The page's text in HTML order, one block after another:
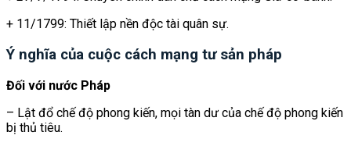
+ 11/1799: Thiết lập nền độc tài quân sự.
Ý nghĩa của cuộc cách mạng tư sản pháp
Đối với nước Pháp
– Lật đổ chế độ phong kiến, mọi tàn dư của chế độ phong kiến
bị thủ tiêu.